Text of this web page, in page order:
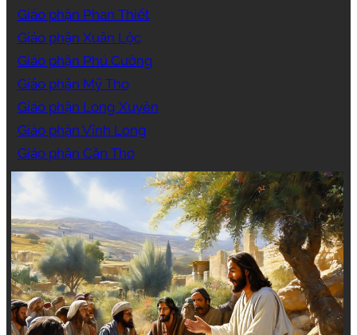
Giáo phận Phan Thiết
Giáo phận Xuân Lộc
Giáo phận Phú Cường
Giáo phận Mỹ Tho
Giáo phận Long Xuyên
Giáo phận Vĩnh Long
Giáo phận Cần Thơ